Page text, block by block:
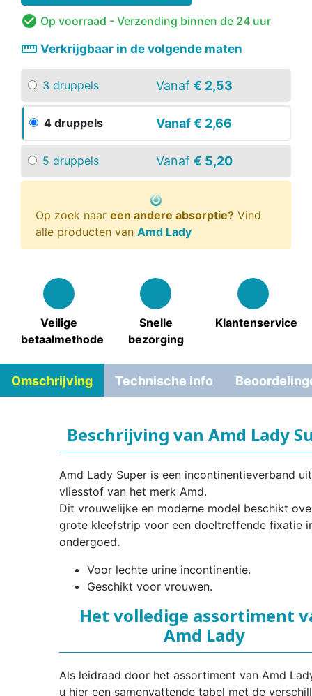
 Op voorraad - Verzending binnen de 24 uur
straighten Verkrijgbaar in de volgende maten
3 druppels Vanaf € 2,53
4 druppels Vanaf€ 2,66
5 druppels Vanaf € 5,20
Op zoek naar een andere absorptie? Vind
alle producten van Amd Lady
Veilige
betaalmethode
Snelle
bezorging
Klantenservice
Omschrijving Technische info
Beschrijving van Amd Lady
Amd Lady Super is een incontinentieverband uit
vliesstof van het merk Amd.
Dit vrouwelijke en moderne model beschikt
grote kleefstrip voor een doeltreffende fixatie
ondergoed.
Voor lechte urine incontinentie.
Geschikt voor vrouwen.
Het volledige assortiment
Amd Lady
Als leidraad door het assortiment van Amd
u hier een samenvattende tabel met de